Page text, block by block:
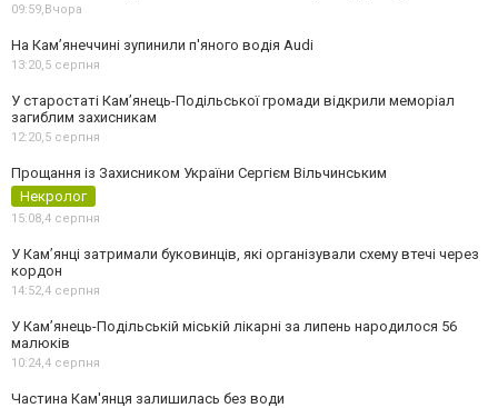
09:59,Вчора
На Камʼянеччині зупинили п'яного водія Audi
13:20,5 серпня
У старостаті Кам’янець-Подільської громади відкрили меморіал
загиблим захисникам
12:20,5 серпня
Прощання із Захисником України Сергієм Вільчинським
Некролог
15:08,4 серпня
У Кам’янці затримали буковинців, які організували схему втечі через
кордон
14:52,4 серпня
У Кам’янець-Подільській міській лікарні за липень народилося 56
малюків
10:24,4 серпня
Частина Кам'янця залишилась без води